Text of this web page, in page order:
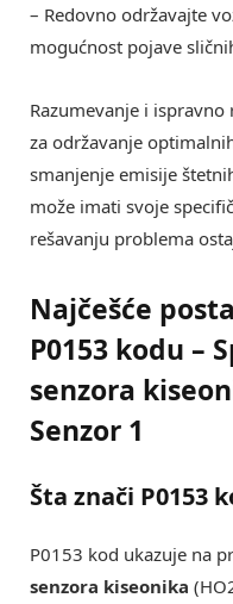
– Redovno održavajte
mogućnost pojave
Razumevanje i ispravno
za održavanje
smanjenje emisije
može imati svoje
rešavanju problema
Najčešće
P0153 kodu –
senzora
Senzor 1
Šta znači P0153
P0153 kod ukazuje na
senzora kiseonika